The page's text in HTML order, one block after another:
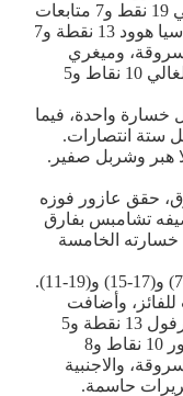
اما للفائز، فسجلت الاجنبية كارتر كيونشي 19 نقط و7 متابعات
و3 كرات مسروقة، واضافت الاجنبية داناسيا هوود 13 نقطة و7
حاسمة و3 كرات مسروقة، وميغري
طوروسيان 11 نقطة و4 متابعات، وريم الغالي 10 نقاط و5
خسارة واحدة، فيما
ستة انتصارات.
هبر وشربل صفير.
حقق عازور فوزه
تشامبس بفارق
تشامبس خسارته الخامسة
نقطة و3 متابعات للفائز، وأضافت
ميلودي صانع 14 نقطة و11 متابعة، وتينا رفول 13 نقطة و5
متابعات و4 تمريرات حاسمة، وقمر منصور 10 نقاط و8
حاسمة و4 كرات مسروقة، والاجنبية